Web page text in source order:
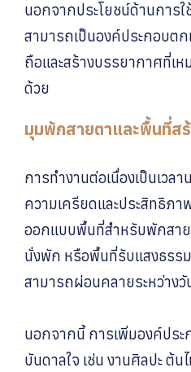
นอกจากประโยชน์ด้านการ
สามารถเป็นองค์ประกอบต
ถือและสร้างบรรยากาศที่เห
ด้วย
มุมพักสายตาและพื้นที่ส
การทำงานต่อเนื่องเป็นเวล
ความเครียดและประสิทธิภา
ออกแบบพื้นที่สำหรับพักสาย
นั่งพัก หรือพื้นที่รับแสงธรรม
สามารถผ่อนคลายระหว่าง
นอกจากนี้ การเพิ่มองค์ประ
บันดาลใจ เช่น งานศิลปะ ต้